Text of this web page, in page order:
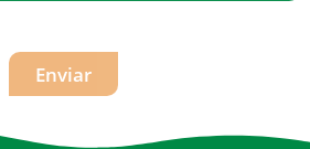
Enviar